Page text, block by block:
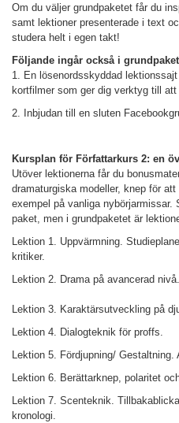
Om du väljer grundpaketet får du
samt lektioner presenterade i text
studera helt i egen takt!
Följande ingår också i
1. En lösenordsskyddad
kortfilmer som ger dig verktyg till
2. Inbjudan till en sluten
Kursplan för Författarkurs 2: en
Utöver lektionerna får du
dramaturgiska modeller, knep för
exempel på vanliga
paket, men i grundpaketet är
Lektion 1. Uppvärmning.
kritiker.
Lektion 2. Drama på avancerad nivå.
Lektion 3. Karaktärsutveckling på
Lektion 4. Dialogteknik för proffs.
Lektion 5. Fördjupning/
Lektion 6. Berättarknep, polaritet
Lektion 7. Scenteknik.
kronologi.